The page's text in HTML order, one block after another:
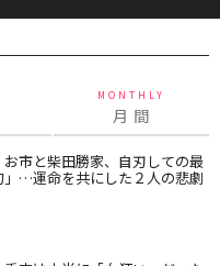
MONTHLY
月 間
お市と柴田勝家、自刃しての最
」…運命を共にした２人の悲劇